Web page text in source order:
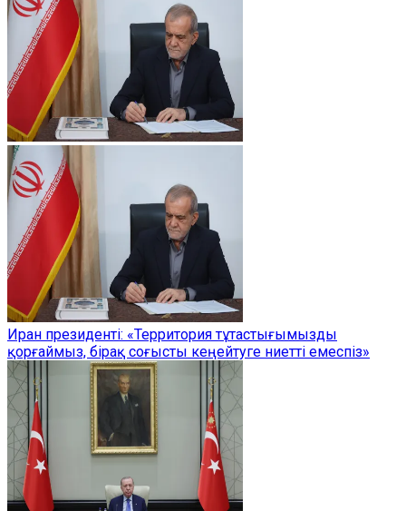
Иран президенті: «Территория тұтастығымызды
қорғаймыз, бірақ соғысты кеңейтуге ниетті емеспіз»